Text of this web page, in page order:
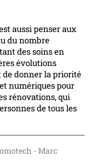
aussi penser aux
du nombre
des soins en
évolutions
donner la priorité
numériques pour
rénovations, qui
de tous les
- Marc